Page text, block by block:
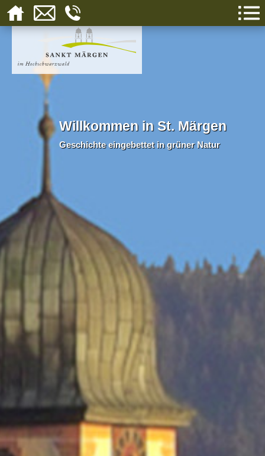
Willkommen in St. Märgen
Geschichte eingebettet in grüner Natur